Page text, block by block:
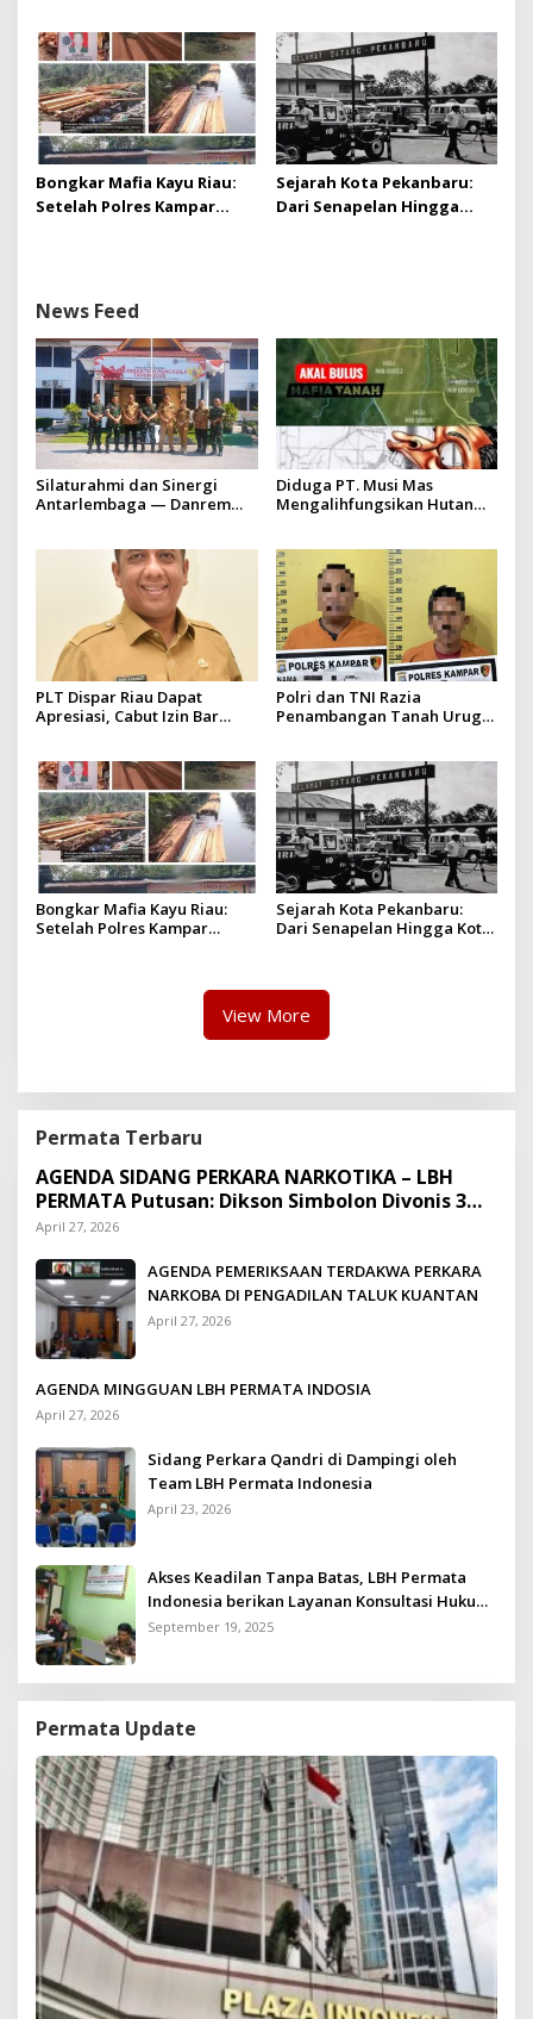
Pro-Rakyat
Bongkar Mafia Kayu Riau:
Setelah Polres Kampar
Sejarah Kota Pekanbaru:
Dari Senapelan Hingga
News Feed
Silaturahmi dan Sinergi
Antarlembaga — Danrem
Diduga PT. Musi Mas
Mengalihfungsikan Hutan
yang diizinkan
PLT Dispar Riau Dapat
Apresiasi, Cabut Izin Bar
Polri dan TNI Razia
Penambangan Tanah Urug,
Bongkar Mafia Kayu Riau:
Setelah Polres Kampar
Hapus Berita Kian Menguat
Sejarah Kota Pekanbaru:
Dari Senapelan Hingga Kota
View More
Permata Terbaru
AGENDA SIDANG PERKARA NARKOTIKA – LBH
PERMATA Putusan: Dikson Simbolon Divonis 3
Tahun Penjara
April 27, 2026
AGENDA PEMERIKSAAN TERDAKWA PERKARA
NARKOBA DI PENGADILAN TALUK KUANTAN
April 27, 2026
AGENDA MINGGUAN LBH PERMATA INDOSIA
April 27, 2026
Sidang Perkara Qandri di Dampingi oleh
Team LBH Permata Indonesia
April 23, 2026
Akses Keadilan Tanpa Batas, LBH Permata
Indonesia berikan Layanan Konsultasi Hukum
Gratis untuk Kurang Mampu
September 19, 2025
Permata Update